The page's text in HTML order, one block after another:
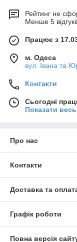
Рейтинг не
Менше 5
Працює з
м. Одеса
вул. Івана та
Контакти
Сьогодні
Показати
Про нас
Контакти
Доставка та
Графік роботи
Повна версія